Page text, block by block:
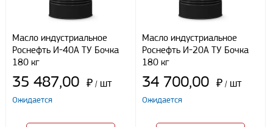
Масло индустриальное
Роснефть И-40А ТУ Бочка
180 кг
35 487,00 ₽ / шт
Ожидается
Масло индустриальное
Роснефть И-20А ТУ Бочка
180 кг
34 700,00 ₽ / шт
Ожидается